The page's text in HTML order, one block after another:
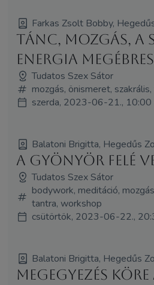
Farkas Zsolt Bobby,
Tánc, mozgás, a
energia
Tudatos Szex Sátor
mozgás, önismeret,
szerda, 2023-06-21.,
Balatoni Brigitta, Hegedűs
A Gyönyör felé
Tudatos Szex Sátor
bodywork, meditáció,
tantra, workshop
csütörtök, 2023-06-22.,
Balatoni Brigitta, Hegedűs
Megegyezés